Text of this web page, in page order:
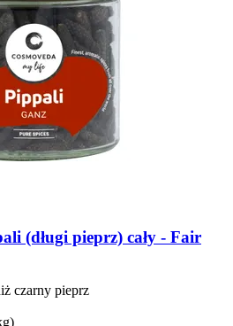
(długi pieprz) cały -​ Fair
czarny pieprz